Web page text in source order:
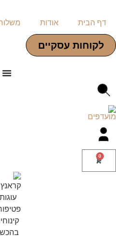
דף הבית אודות
לקוחות עסקיים
0